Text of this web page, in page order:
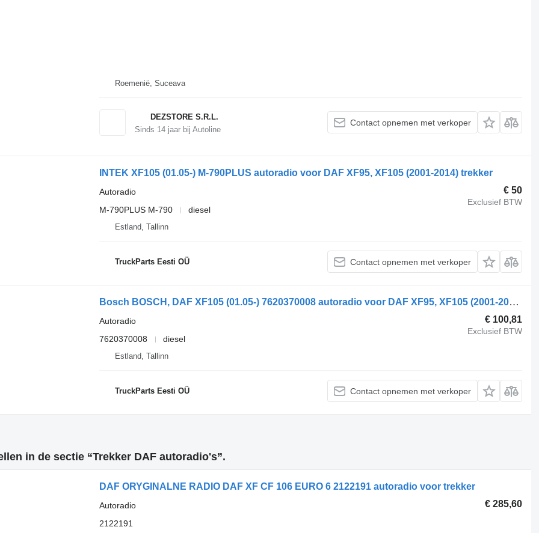
Roemenië, Suceava
DEZSTORE S.R.L.
Sinds 14jaar bij Autoline
Contact opnemen met verkoper
INTEK XF105 (01.05-) M-790PLUS autoradio voor DAF XF95, XF105 (2001-2014) trekker
€ 50
Exclusief BTW
Autoradio
M-790PLUS M-790
diesel
Estland, Tallinn
TruckParts Eesti OÜ Contact opnemen met verkoper
Bosch BOSCH, DAF XF105 (01.05-) 7620370008 autoradio voor DAF XF95, XF105 (2001-2014) trekker
€ 100,81
Exclusief BTW
Autoradio
7620370008
diesel
Estland, Tallinn
TruckParts Eesti OÜ Contact opnemen met verkoper
in de sectie “Trekker DAF autoradio's”.
DAF ORYGINALNE RADIO DAF XF CF 106 EURO 6 2122191 autoradio voor trekker
€ 285,60
Autoradio
2122191